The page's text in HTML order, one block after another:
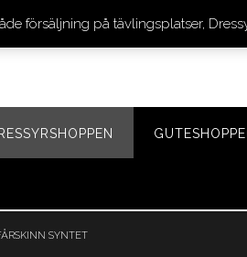
SYNTET
försäljning på tävlingsplatser,